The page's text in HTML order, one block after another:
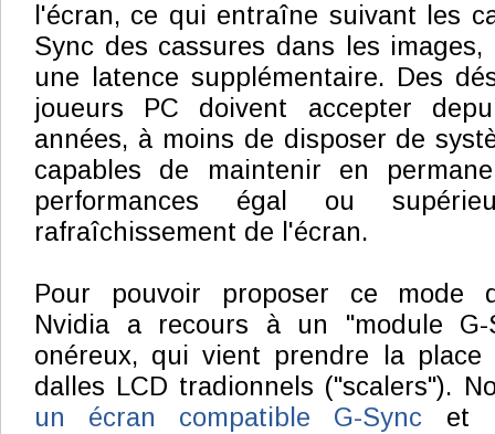
l'écran, ce qui entraîne suivant les
Sync des cassures dans les images,
une latence supplémentaire. Des
joueurs PC doivent accepter
années, à moins de disposer de
capables de maintenir en
performances égal ou
rafraîchissement de l'écran.
Pour pouvoir proposer ce mode
Nvidia a recours à un "module G-
onéreux, qui vient prendre la place
dalles LCD tradionnels ("scalers").
un écran compatible G-Sync et